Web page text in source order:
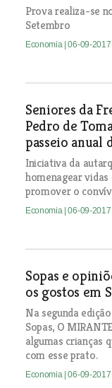
Prova realiza-se
Setembro
Economia | 06-09-2017
Seniores da
Pedro de
passeio anual
Iniciativa da
homenagear
promover o
Economia | 06-09-2017
Sopas e
os gostos em
Na segunda
Sopas, O
algumas crianças
com esse prato.
Economia | 06-09-2017